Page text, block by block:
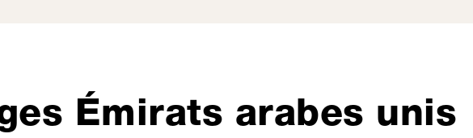
Émirats arabes unis